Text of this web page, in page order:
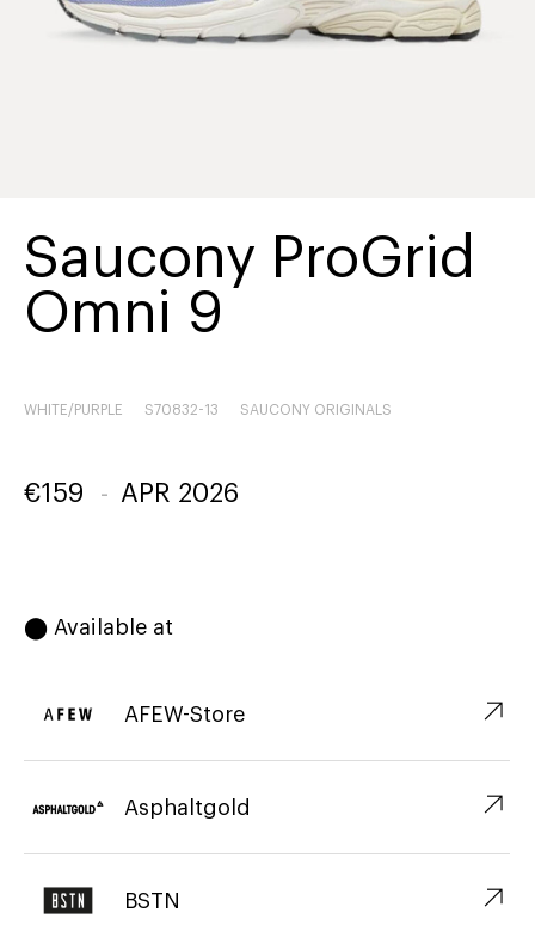
Saucony ProGrid
Omni 9
WHITE/PURPLE S70832-13 SAUCONY ORIGINALS
€159 - APR 2026
⬤ Available at
AFEW-Store ↗︎
Asphaltgold ↗︎
BSTN ↗︎